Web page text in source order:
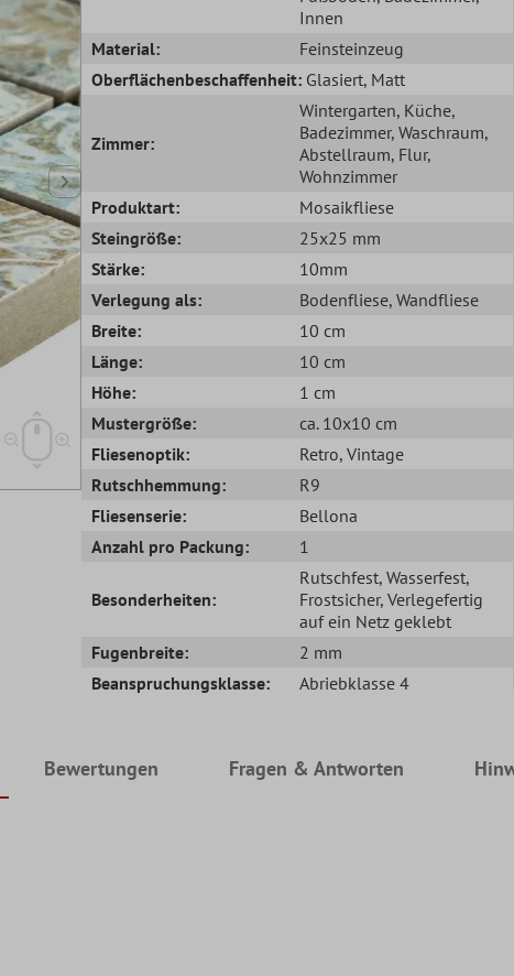
Innen
Material:
Feinsteinzeug
Oberflächenbeschaffenheit: Glasiert, Matt
Zimmer:
Wintergarten, Küche,
Badezimmer, Waschraum,
Abstellraum, Flur,
Wohnzimmer
Produktart:
Mosaikfliese
Steingröße:
25x25 mm
Stärke:
10mm
Verlegung als:
Bodenfliese, Wandfliese
Breite:
10 cm
Länge:
10 cm
Höhe:
1 cm
Mustergröße:
ca. 10x10 cm
Fliesenoptik:
Retro, Vintage
Rutschhemmung:
R9
Fliesenserie:
Bellona
Anzahl pro Packung:
1
Besonderheiten:
Rutschfest, Wasserfest,
Frostsicher, Verlegefertig
auf ein Netz geklebt
Fugenbreite:
2 mm
Beanspruchungsklasse:
Abriebklasse 4
Bewertungen Fragen & Antworten